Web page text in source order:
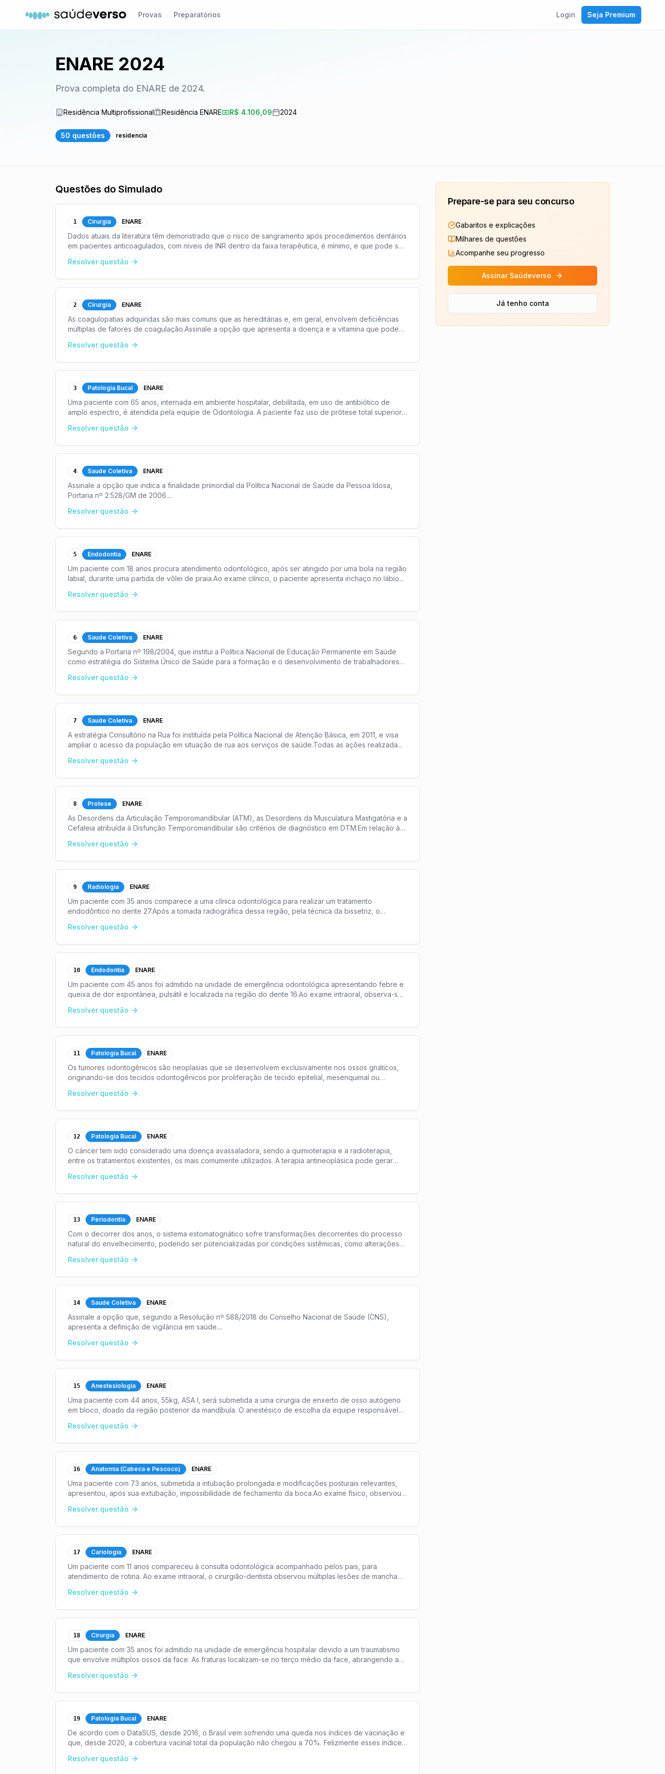
Provas Preparatórios Login Seja Premium
ENARE 2024
Prova completa do ENARE de 2024.
Residência Multiprofissional Residência ENARE R$ 4.106,09 2024
50 questões residencia
Questões do Simulado
1 Cirurgia ENARE
Dados atuais da literatura têm demonstrado que o risco de sangramento após procedimentos dentários
em pacientes anticoagulados, com níveis de INR dentro da faixa terapêutica, é mínimo, e que pode ser
Resolver questão
2 Cirurgia ENARE
As coagulopatias adquiridas são mais comuns que as hereditárias e, em geral, envolvem deficiências
múltiplas de fatores de coagulação.Assinale a opção que apresenta a doença e a vitamina que podem
Resolver questão
3 Patologia Bucal ENARE
Uma paciente com 65 anos, internada em ambiente hospitalar, debilitada, em uso de antibiótico de
amplo espectro, é atendida pela equipe de Odontologia. A paciente faz uso de prótese total superior
Resolver questão
4 Saude Coletiva ENARE
Assinale a opção que indica a finalidade primordial da Política Nacional de Saúde da Pessoa Idosa,
Portaria nº 2.528/GM de 2006....
Resolver questão
5 Endodontia ENARE
Um paciente com 18 anos procura atendimento odontológico, após ser atingido por uma bola na região
labial, durante uma partida de vôlei de praia.Ao exame clínico, o paciente apresenta inchaço no lábio...
Resolver questão
6 Saude Coletiva ENARE
Segundo a Portaria nº 198/2004, que institui a Política Nacional de Educação Permanente em Saúde
como estratégia do Sistema Único de Saúde para a formação e o desenvolvimento de trabalhadores
Resolver questão
7 Saude Coletiva ENARE
A estratégia Consultório na Rua foi instituída pela Política Nacional de Atenção Básica, em 2011, e visa
ampliar o acesso da população em situação de rua aos serviços de saúde.Todas as ações realizada...
Resolver questão
8 Protese ENARE
As Desordens da Articulação Temporomandibular (ATM), as Desordens da Musculatura Mastigatória e a
Cefaleia atribuída à Disfunção Temporomandibular são critérios de diagnóstico em DTM.Em relação às
Resolver questão
9 Radiologia ENARE
Um paciente com 35 anos comparece a uma clínica odontológica para realizar um tratamento
endodôntico no dente 27.Após a tomada radiográfica dessa região, pela técnica da bissetriz, o
Resolver questão
10 Endodontia ENARE
Um paciente com 45 anos foi admitido na unidade de emergência odontológica apresentando febre e
queixa de dor espontânea, pulsátil e localizada na região do dente 16.Ao exame intraoral, observa-se
Resolver questão
11 Patologia Bucal ENARE
Os tumores odontogênicos são neoplasias que se desenvolvem exclusivamente nos ossos gnáticos,
originando-se dos tecidos odontogênicos por proliferação de tecido epitelial, mesenquimal ou
Resolver questão
12 Patologia Bucal ENARE
O câncer tem sido considerado uma doença avassaladora, sendo a quimioterapia e a radioterapia,
entre os tratamentos existentes, os mais comumente utilizados. A terapia antineoplásica pode gerar
Resolver questão
13 Periodontia ENARE
Com o decorrer dos anos, o sistema estomatognático sofre transformações decorrentes do processo
natural do envelhecimento, podendo ser potencializadas por condições sistêmicas, como alterações
Resolver questão
14 Saude Coletiva ENARE
Assinale a opção que, segundo a Resolução nº 588/2018 do Conselho Nacional de Saúde (CNS),
apresenta a definição de vigilância em saúde....
Resolver questão
15 Anestesiologia ENARE
Uma paciente com 44 anos, 55kg, ASA I, será submetida a uma cirurgia de enxerto de osso autógeno
em bloco, doado da região posterior da mandíbula. O anestésico de escolha da equipe responsável
Resolver questão
16 Anatomia (Cabeca e Pescoco) ENARE
Uma paciente com 73 anos, submetida a intubação prolongada e modificações posturais relevantes,
apresentou, após sua extubação, impossibilidade de fechamento da boca.Ao exame físico, observou-
Resolver questão
17 Cariologia ENARE
Um paciente com 11 anos compareceu à consulta odontológica acompanhado pelos pais, para
atendimento de rotina. Ao exame intraoral, o cirurgião-dentista observou múltiplas lesões de mancha
Resolver questão
18 Cirurgia ENARE
Um paciente com 35 anos foi admitido na unidade de emergência hospitalar devido a um traumatismo
que envolve múltiplos ossos da face. As fraturas localizam-se no terço médio da face, abrangendo a
Resolver questão
19 Patologia Bucal ENARE
De acordo com o DataSUS, desde 2016, o Brasil vem sofrendo uma queda nos índices de vacinação e
que, desde 2020, a cobertura vacinal total da população não chegou a 70%. Felizmente esses índices
Resolver questão
Prepare-se para seu concurso
Gabaritos e explicações
Milhares de questões
Acompanhe seu progresso
Assinar Saúdeverso
Já tenho conta